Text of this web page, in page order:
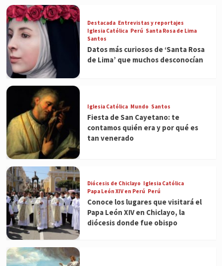
Destacada Entrevistas y reportajes
Iglesia Católica Perú Santa Rosa de Lima
Santos
Datos más curiosos de ‘Santa Rosa
de Lima’ que muchos desconocían
Iglesia Católica Mundo Santos
Fiesta de San Cayetano: te
contamos quién era y por qué es
tan venerado
Diócesis de Chiclayo Iglesia Católica
Papa León XIV en Perú Perú
Conoce los lugares que visitará el
Papa León XIV en Chiclayo, la
diócesis donde fue obispo